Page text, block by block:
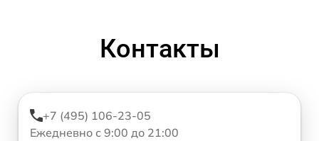
Контакты
+7 (495) 106-23-05
Ежедневно с 9:00 до 21:00